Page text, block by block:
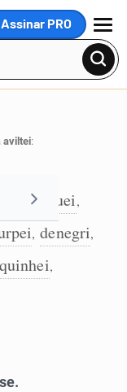
Assinar PRO
MENU
aviltei:
conspurquei,
, denegri,
,